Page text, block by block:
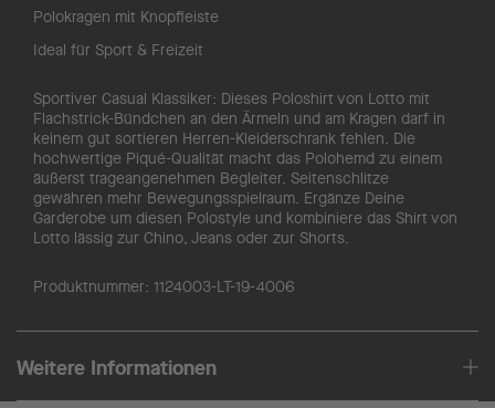
Polokragen mit Knopfleiste
Ideal für Sport & Freizeit
Sportiver Casual Klassiker: Dieses Poloshirt von Lotto mit
Flachstrick-Bündchen an den Ärmeln und am Kragen darf in
keinem gut sortieren Herren-Kleiderschrank fehlen. Die
hochwertige Piqué-Qualität macht das Polohemd zu einem
äußerst trageangenehmen Begleiter. Seitenschlitze
gewähren mehr Bewegungsspielraum. Ergänze Deine
Garderobe um diesen Polostyle und kombiniere das Shirt von
Lotto lässig zur Chino, Jeans oder zur Shorts.
Produktnummer: 1124003-LT-19-4006
Weitere Informationen